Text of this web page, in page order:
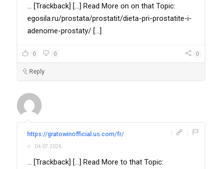
... [Trackback] [...] Read More on on that Topic:
egosila.ru/prostata/prostatit/dieta-pri-prostatite-i-
adenome-prostaty/ [...]
0 0 0
Reply
https://gratowinofficial.us.com/fr/
04.07.2026
... [Trackback] [...] Read More to that Topic: